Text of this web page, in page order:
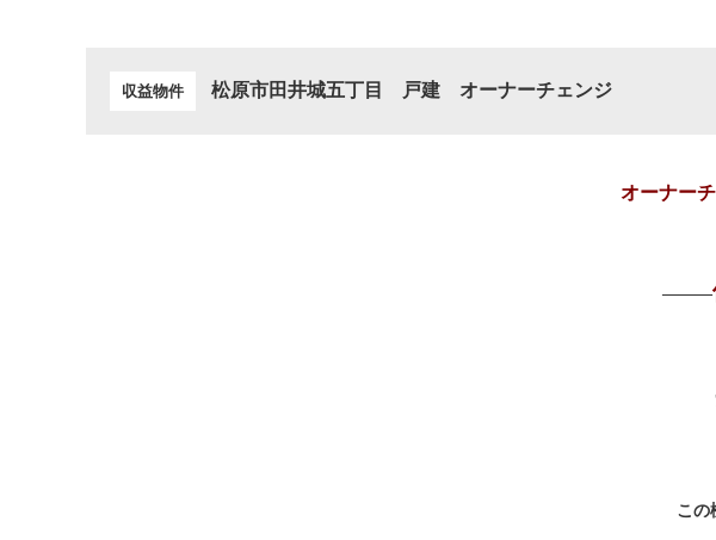
収益物件 松原市田井城五丁目 戸建 オーナーチェンジ
オーナー
―――
この